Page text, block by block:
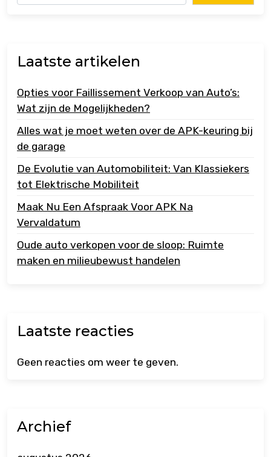
Laatste artikelen
Opties voor Faillissement Verkoop van Auto’s:
Wat zijn de Mogelijkheden?
Alles wat je moet weten over de APK-keuring bij
de garage
De Evolutie van Automobiliteit: Van Klassiekers
tot Elektrische Mobiliteit
Maak Nu Een Afspraak Voor APK Na
Vervaldatum
Oude auto verkopen voor de sloop: Ruimte
maken en milieubewust handelen
Laatste reacties
Geen reacties om weer te geven.
Archief